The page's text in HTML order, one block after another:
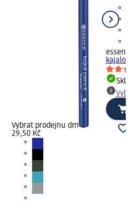
Vybrat prodejnu dm
29,50 Kč
essence
kajalová